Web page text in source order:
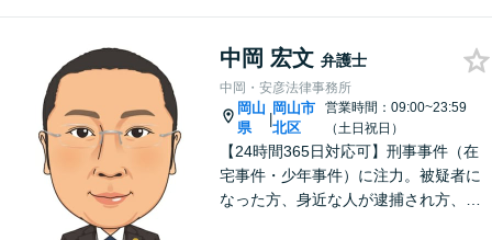
中岡 宏文 弁護士
中岡・安彦法律事務所
岡山
県
|
岡山市
北区
営業時間：09:00~23:59
（土日祝日）
【24時間365日対応可】刑事事件（在
宅事件・少年事件）に注力。被疑者に
なった方、身近な人が逮捕され方、す